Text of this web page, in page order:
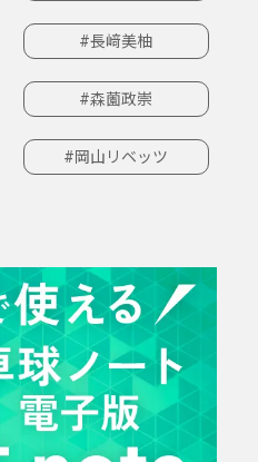
#長﨑美柚
#森薗政崇
#岡山リベッツ